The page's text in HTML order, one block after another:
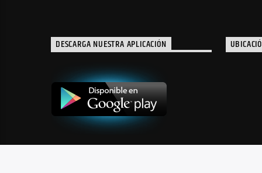
DESCARGA NUESTRA APLICACIÓN